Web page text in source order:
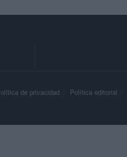
de privacidad Política editorial